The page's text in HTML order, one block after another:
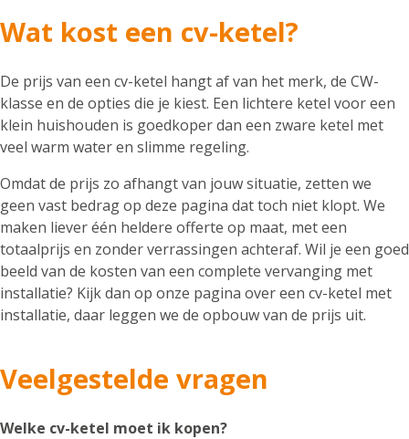
Wat kost een cv-ketel?
De prijs van een cv-ketel hangt af van het merk, de CW-
klasse en de opties die je kiest. Een lichtere ketel voor een
klein huishouden is goedkoper dan een zware ketel met
veel warm water en slimme regeling.
Omdat de prijs zo afhangt van jouw situatie, zetten we
geen vast bedrag op deze pagina dat toch niet klopt. We
maken liever één heldere offerte op maat, met een
totaalprijs en zonder verrassingen achteraf. Wil je een goed
beeld van de kosten van een complete vervanging met
installatie? Kijk dan op onze pagina over een cv-ketel met
installatie, daar leggen we de opbouw van de prijs uit.
Veelgestelde vragen
Welke cv-ketel moet ik kopen?